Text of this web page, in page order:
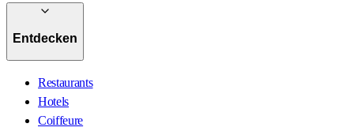
Entdecken
Restaurants
Hotels
Coiffeure